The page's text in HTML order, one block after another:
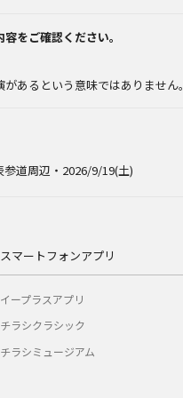
参道周辺・2026/9/19(土)
をご確認ください。
あるという意味ではありません。
スマートフォンアプリ
イープラスアプリ
チラシクラシック
チラシミュージアム